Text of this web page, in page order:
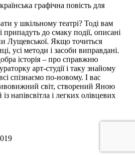
графічна повість для
у шкільному театрі? Тоді вам
припадуть до смаку події, описані
Лущевської. Якщо точиться
усі методи і засоби виправдані.
історія – про справжню
арт-студії і таку знайому
спізнаємо по-новому. І вас
світ, створений Яною
напівсвітла і легких олівцевих